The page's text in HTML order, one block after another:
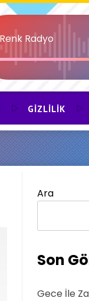
Renk Radyo
GIZLILIK
Ara
Son
Gece İle